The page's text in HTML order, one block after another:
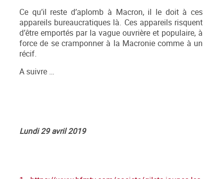
Ce qu’il reste d’aplomb à Macron, il le doit à ces
appareils bureaucratiques là. Ces appareils risquent
d’être emportés par la vague ouvrière et populaire, à
force de se cramponner à la Macronie comme à un
récif.
A suivre …
Lundi 29 avril 2019